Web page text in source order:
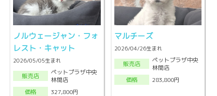
ノルウェージャン・フォ
レスト・キャット
2026/05/05生まれ
販売店
ペットプラザ中央
林間店
価格
327,800円
マルチーズ
2026/04/26生まれ
販売店
ペットプラザ中央
林間店
価格
283,800円